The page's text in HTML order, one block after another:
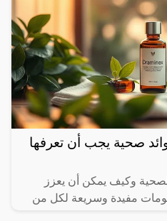
أفضل 5 فوائد صحية يجب أن تعرفها
وكيف يمكن أن يعزز
مفيدة وسريعة لكل من